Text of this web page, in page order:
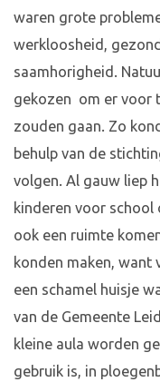
waren grote
werkloosheid,
saamhorigheid.
gekozen om er voor
zouden gaan. Zo
behulp van de
volgen. Al gauw liep
kinderen voor school
ook een ruimte
konden maken, want
een schamel huisje
van de Gemeente
kleine aula worden
gebruik is, in